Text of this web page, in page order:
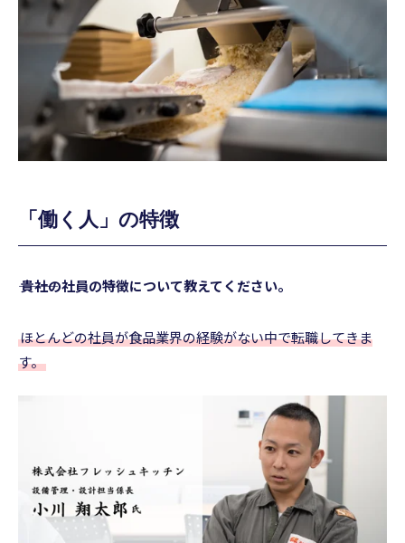
「働く人」の特徴
――― 貴社の社員の特徴について教えてください。
ほとんどの社員が食品業界の経験がない中で転職してきま
す。